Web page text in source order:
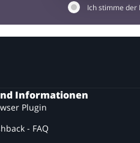
Ich stimme
Informationen
Plugin
- FAQ